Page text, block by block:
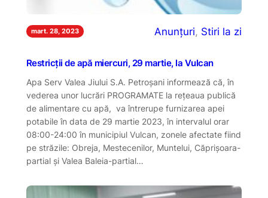
mart. 28, 2023 Anunțuri, Stiri la zi
Restricții de apă miercuri, 29 martie, la Vulcan
Apa Serv Valea Jiului S.A. Petroşani informează că, în
vederea unor lucrări PROGRAMATE la reţeaua publică
de alimentare cu apă, va întrerupe furnizarea apei
potabile în data de 29 martie 2023, în intervalul orar
08:00-24:00 în municipiul Vulcan, zonele afectate fiind
pe străzile: Obreja, Mestecenilor, Muntelui, Căprișoara-
partial și Valea Baleia-partial…